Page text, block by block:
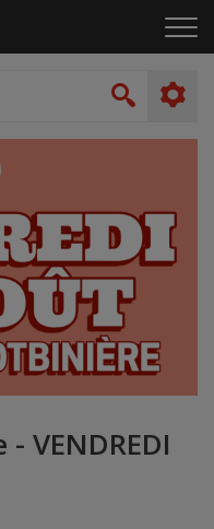
le
VENDREDI